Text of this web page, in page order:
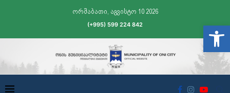
ორშაბათი, აგვისტო 10 2026
(+995) 599 224 842